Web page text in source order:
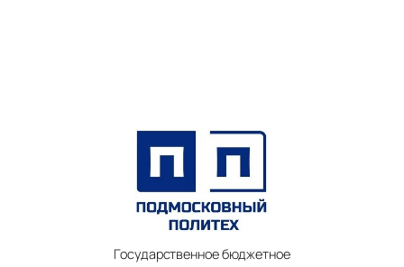
Государственное бюджетное